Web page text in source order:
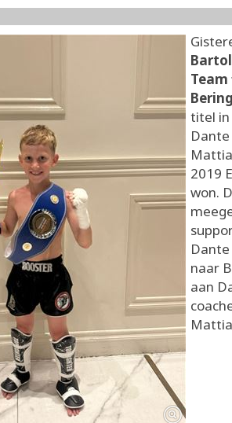
titel in
2019
won.
naar
aan